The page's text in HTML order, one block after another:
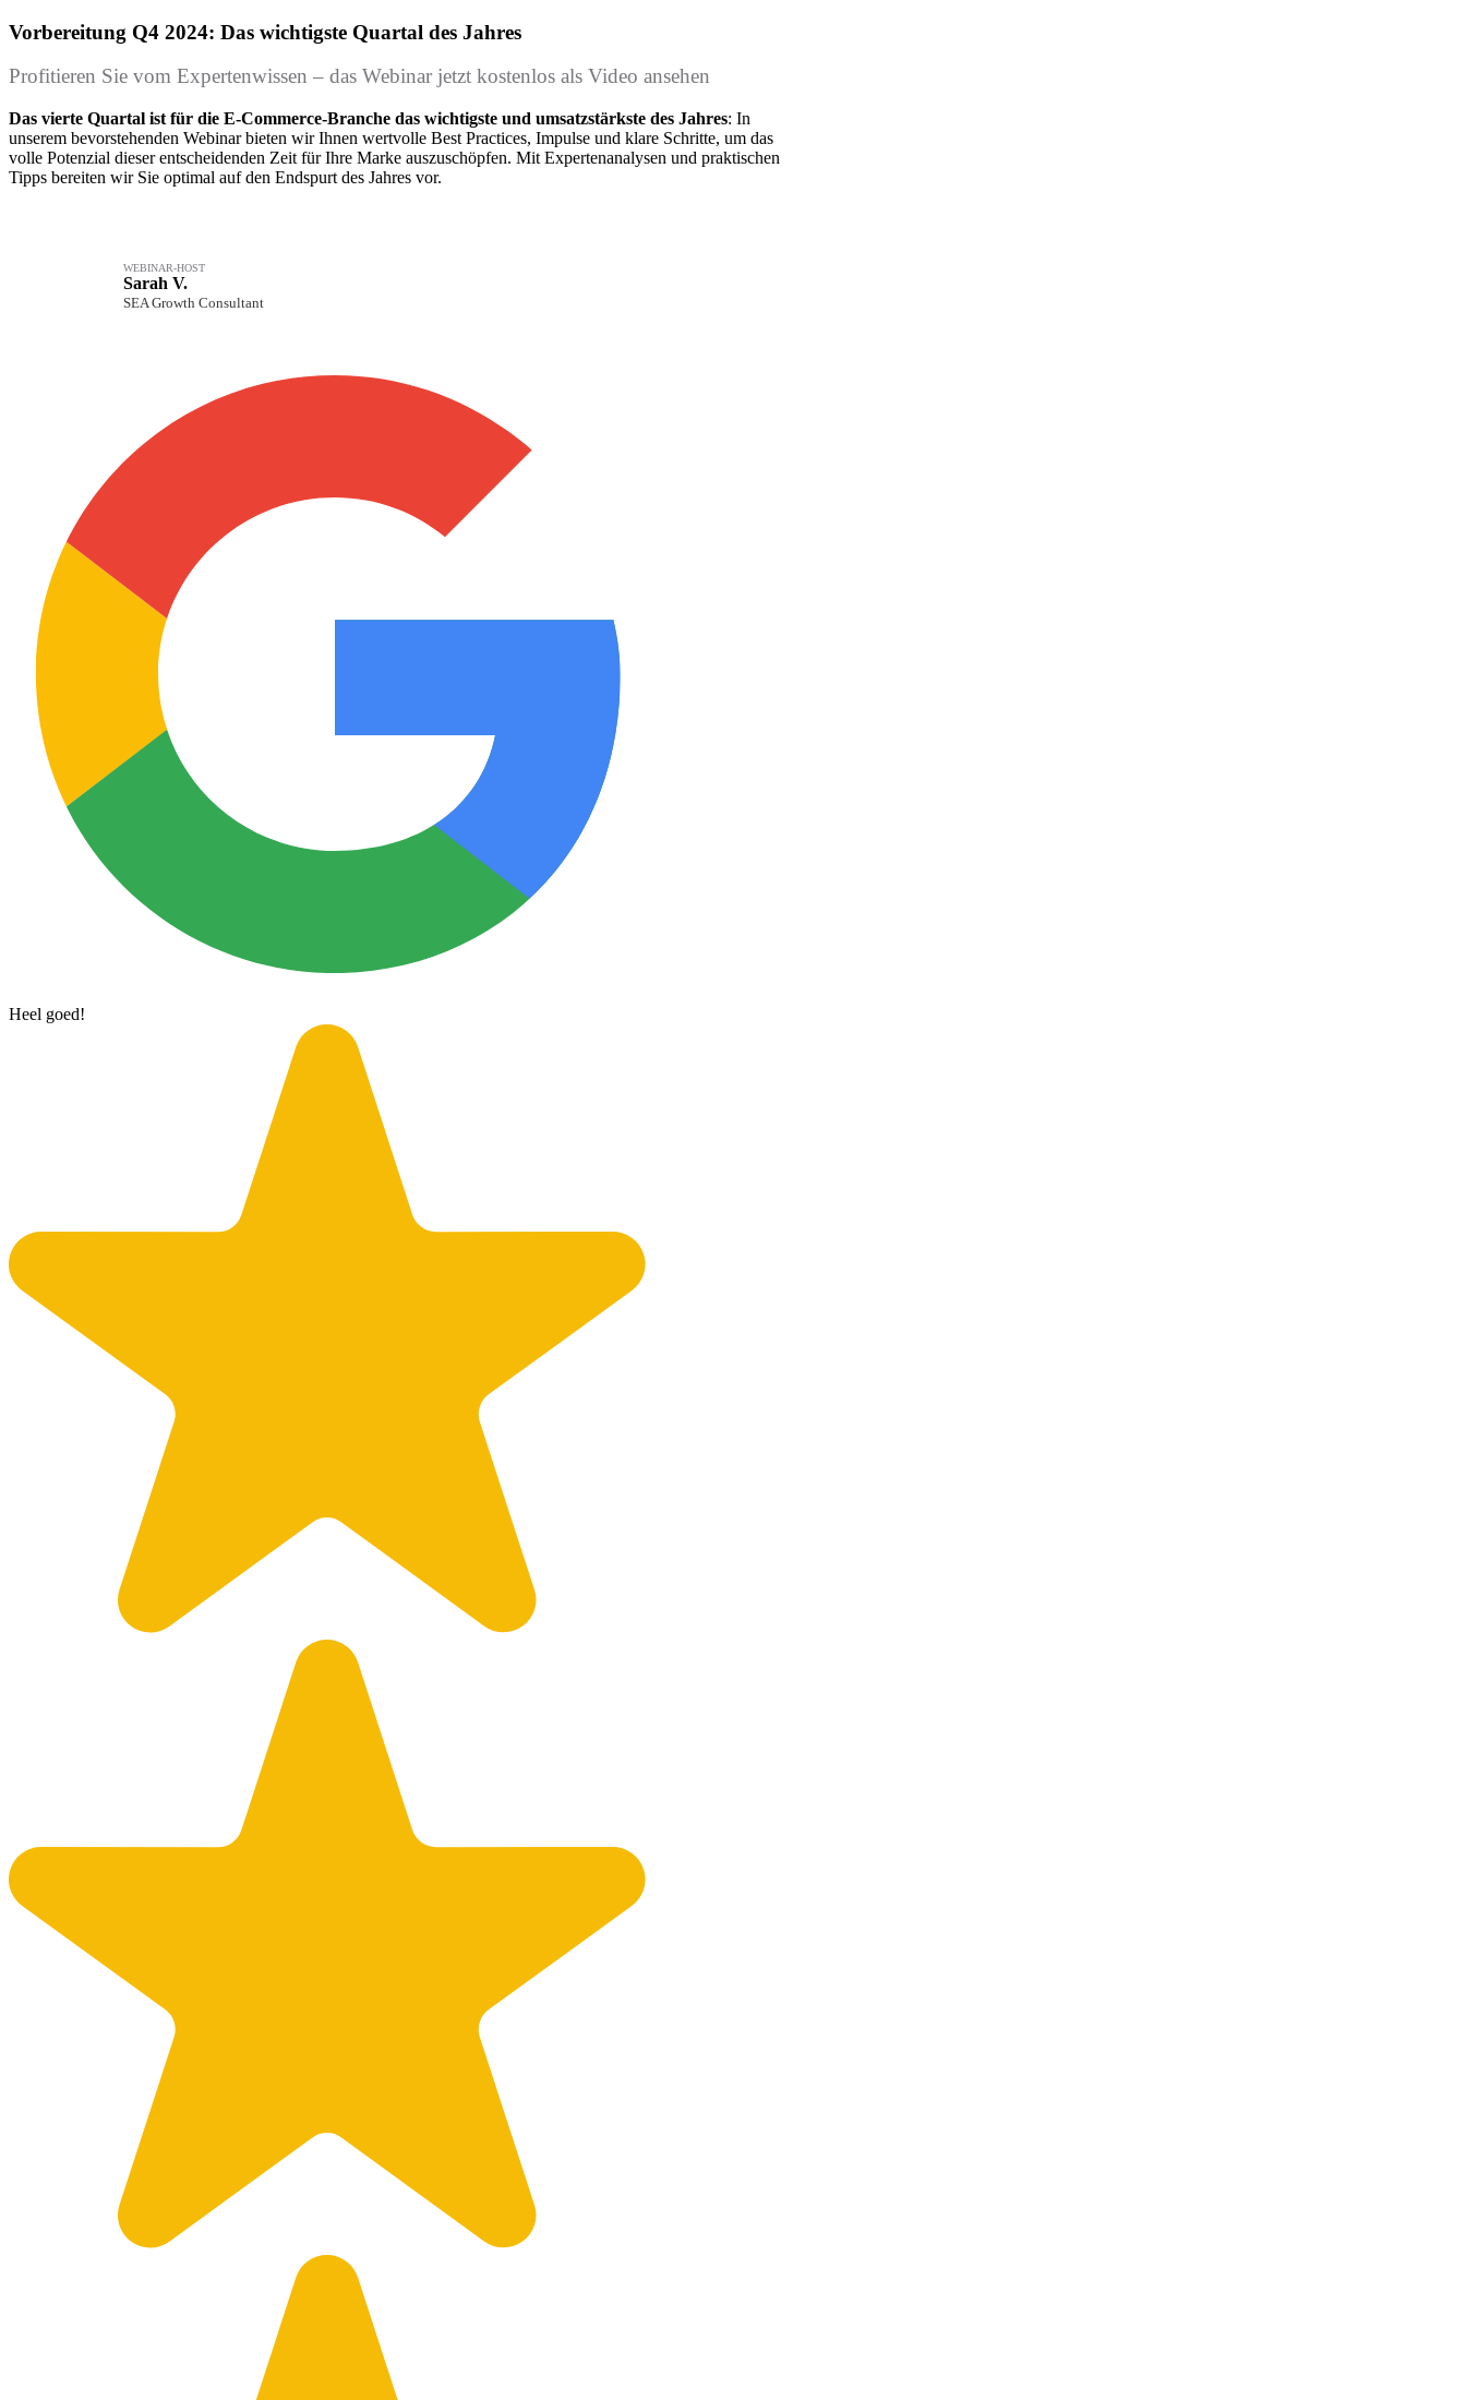
Vorbereitung Q4 2024: Das wichtigste Quartal des Jahres
Profitieren Sie vom Expertenwissen – das Webinar jetzt kostenlos als Video ansehen
Das vierte Quartal ist für die E-Commerce-Branche das wichtigste und umsatzstärkste des Jahres: In
unserem bevorstehenden Webinar bieten wir Ihnen wertvolle Best Practices, Impulse und klare Schritte, um das
volle Potenzial dieser entscheidenden Zeit für Ihre Marke auszuschöpfen. Mit Expertenanalysen und praktischen
Tipps bereiten wir Sie optimal auf den Endspurt des Jahres vor.
WEBINAR-HOST
Sarah V.
SEA Growth Consultant
Heel goed!